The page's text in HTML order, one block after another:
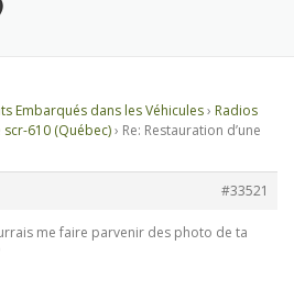
FORUMS S’INSCRIRE
Embarqués dans les Véhicules› Radios
scr-610 (Québec)› Re: Restauration d’une
#33521
me faire parvenir des photo de ta